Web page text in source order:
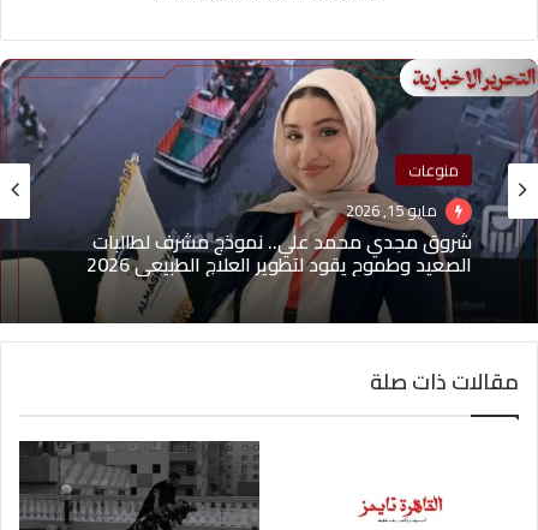
منوعات
مايو 15, 2026
شروق مجدي محمد علي.. نموذج مشرف لطالبات
الصعيد وطموح يقود لتطوير العلاج الطبيعي 2026
منوعات
مايو 1, 2026
(بدون عنوان)
مقالات ذات صلة